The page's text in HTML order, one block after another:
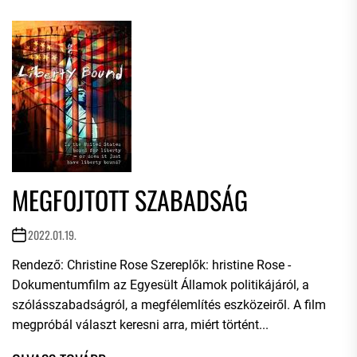
MEGFOJTOTT SZABADSÁG
2022.01.19.
Rendező: Christine Rose Szereplők: hristine Rose -
Dokumentumfilm az Egyesült Államok politikájáról, a
szólásszabadságról, a megfélemlítés eszközeiről. A film
megpróbál választ keresni arra, miért történt...